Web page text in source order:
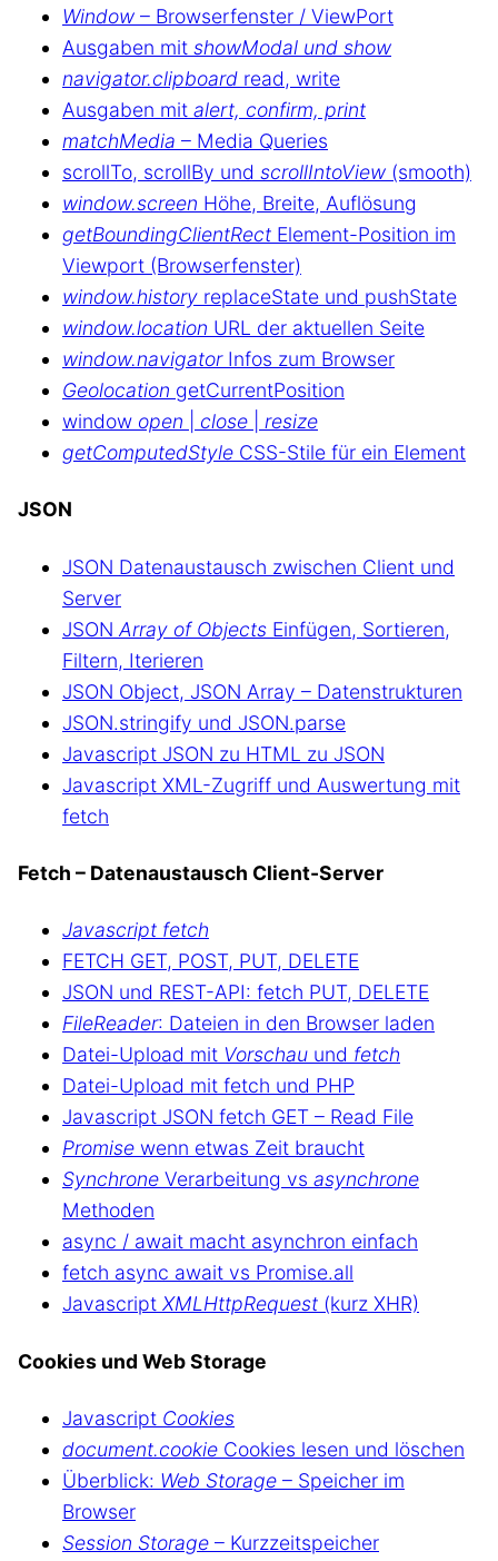
Window – Browserfenster / ViewPort
Ausgaben mit showModal und show
navigator.clipboard read, write
Ausgaben mit alert, confirm, print
matchMedia – Media Queries
scrollTo, scrollBy und scrollIntoView (smooth)
window.screen Höhe, Breite, Auflösung
getBoundingClientRect Element-Position im
Viewport (Browserfenster)
window.history replaceState und pushState
window.location URL der aktuellen Seite
window.navigatorInfos zum Browser
Geolocation getCurrentPosition
window open close
resize
getComputedStyle CSS-Stile für ein Element
JSON
JSON Datenaustausch zwischen Client und
Server
JSON Array of Objects Einfügen, Sortieren,
Filtern, Iterieren
JSON Object, JSON Array – Datenstrukturen
JSON.stringify und JSON.parse
Javascript JSON zu HTML zu JSON
Javascript XML-Zugriff und Auswertung mit
fetch
Fetch – Datenaustausch Client-Server
Javascript fetch
FETCH GET, POST, PUT, DELETE
JSON und REST-API: fetch PUT, DELETE
FileReader: Dateien in den Browser laden
Datei-Upload mit Vorschau und fetch
Datei-Upload mit fetch und PHP
Javascript JSON fetch GET – Read File
Promise wenn etwas Zeit braucht
Synchrone Verarbeitung vs asynchrone
Methoden
async / await macht asynchron einfach
fetch async await vs Promise.all
Javascript XMLHttpRequest (kurz XHR)
Cookies und Web Storage
Javascript Cookies
document.cookie Cookies lesen und löschen
Überblick: Web Storage – Speicher im
Browser
Session Storage – Kurzzeitspeicher